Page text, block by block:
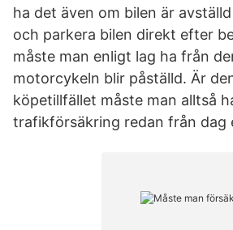
ha det även om bilen är
och parkera bilen direkt efter
måste man enligt lag ha från
motorcykeln blir påställd. Är
köpetillfället måste man alltså
trafikförsäkring redan från dag